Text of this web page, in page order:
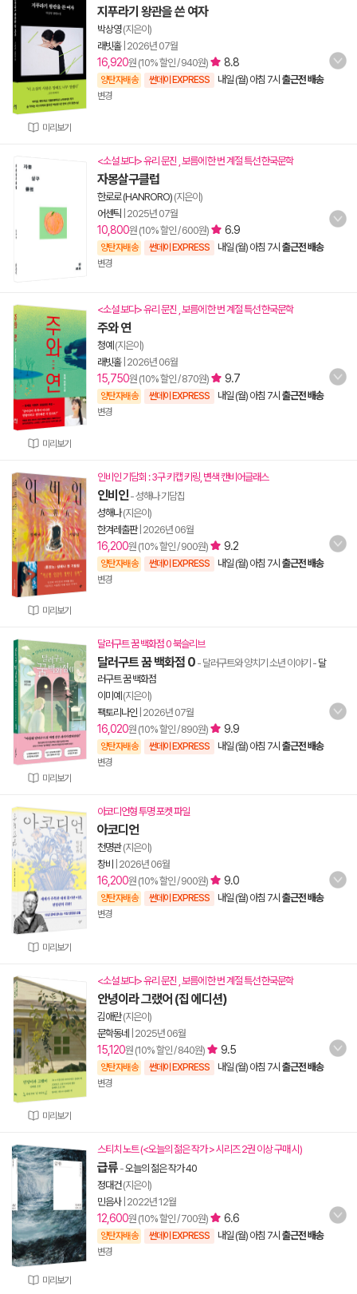
미리보기
지푸라기 왕관을 쓴 여자
박상영(지은이)
래빗홀| 2026년 07월
16,920원 (10% 할인 / 940원) 8.8
양탄자배송 썬데이 EXPRESS 내일 (월) 아침 7시 출근전 배송
변경
<소설 보다> 유리 문진 , 보름에 한 번 계절 특선 한국문학
자몽살구클럽
한로로 (HANRORO) (지은이)
어센틱 2025년 07월
10,800원 (10% 할인 / 600원) 6.9
양탄자배송 썬데이 EXPRESS 내일 (월) 아침 7시 출근전 배송
변경
미리보기
<소설 보다> 유리 문진 , 보름에 한 번 계절 특선 한국문학
주와 연
청예 (지은이)
래빗홀| 2026년 06월
15,750원 (10% 할인 / 870원) 9.7
양탄자배송 썬데이 EXPRESS 내일 (월) 아침 7시 출근전 배송
변경
미리보기
인비인 기담회 : 3구 키캡 키링, 변색 캔비어글래스
인비인- 성해나 기담집
성해나(지은이)
한겨레출판| 2026년 06월
16,200원 (10% 할인 / 900원) 9.2
양탄자배송 썬데이 EXPRESS 내일 (월) 아침 7시 출근전 배송
변경
미리보기
달러구트 꿈 백화점 0 북슬리브
달러구트 꿈 백화점 0 - 달러구트와 양치기 소년 이야기 - 달
러구트 꿈 백화점
이미예 (지은이)
팩토리나인 2026년 07월
16,020원 (10% 할인 / 890원) 9.9
양탄자배송 썬데이 EXPRESS 내일 (월) 아침 7시 출근전 배송
변경
미리보기
아코디언형 투명 포켓 파일
아코디언
천명관(지은이)
창비
2026년 06월
16,200원 (10% 할인 / 900원) 9.0
양탄자배송 썬데이 EXPRESS 내일 (월) 아침 7시 출근전 배송
변경
미리보기
<소설 보다> 유리 문진 , 보름에 한 번 계절 특선 한국문학
안녕이라 그랬어 (집 에디션)
김애란(지은이)
문학동네
2025년 06월
15,120원 (10% 할인 / 840원) 9.5
양탄자배송 썬데이 EXPRESS 내일 (월) 아침 7시 출근전 배송
변경
미리보기
스티치 노트 (<오늘의 젊은 작가 > 시리즈 2권 이상 구매 시)
급류 -오늘의 젊은 작가 40
정대건(지은이)
민음사| 2022년 12월
12,600원 (10% 할인 / 700원) 6.6
양탄자배송 썬데이 EXPRESS 내일 (월) 아침 7시 출근전 배송
변경